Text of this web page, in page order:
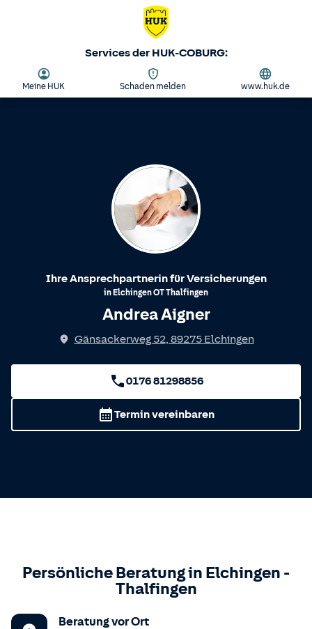
Services der HUK-COBURG:
Meine HUK Schaden melden www.huk.de
Ihre Ansprechpartnerin für Versicherungen
in ElchingenOTThalfingen
Andrea Aigner
Gänsackerweg 52, 89275 Elchingen
0176 81298856
Termin vereinbaren
Persönliche Beratung in Elchingen -
Thalfingen
Beratung vor Ort